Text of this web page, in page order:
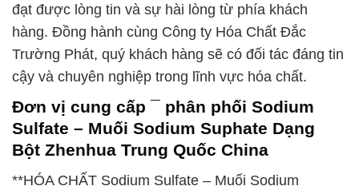
đạt được lòng tin và sự hài lòng từ phía khách
hàng. Đồng hành cùng Công ty Hóa Chất Đắc
Trường Phát, quý khách hàng sẽ có đối tác đáng tin
cậy và chuyên nghiệp trong lĩnh vực hóa chất.
Đơn vị cung cấp ¯ phân phối Sodium
Sulfate – Muối Sodium Suphate Dạng
Bột Zhenhua Trung Quốc China
**HÓA CHẤT Sodium Sulfate – Muối Sodium